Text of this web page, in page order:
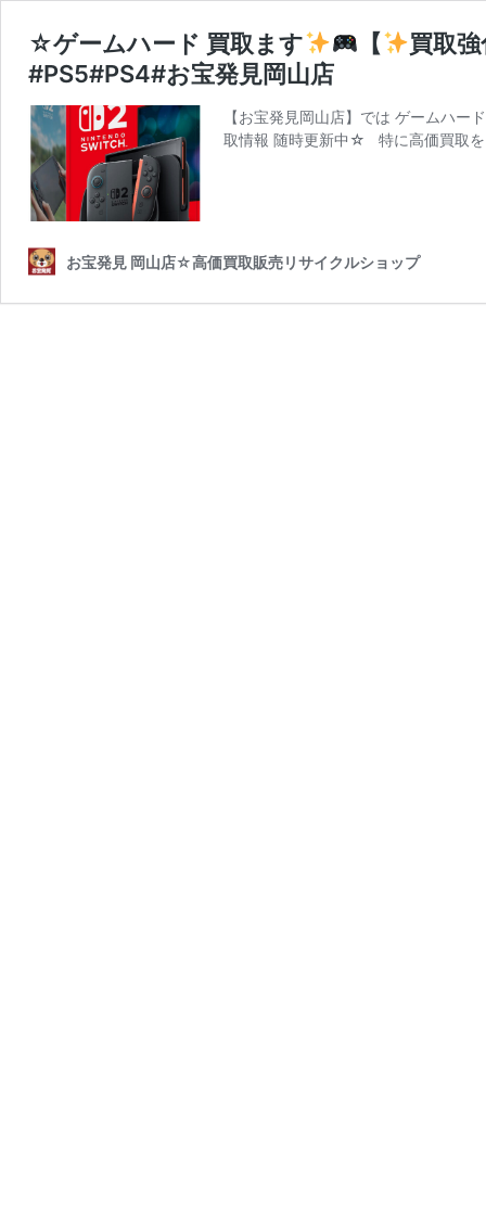
☆ゲームハード 買取ます 【
買取
#PS5#PS4#お宝発見岡山店
【お宝発見岡山店】では ゲームハ
取情報 随時更新中☆ 特に高価買取
お宝発見 岡山店☆高価買取販売リサイクルショップ